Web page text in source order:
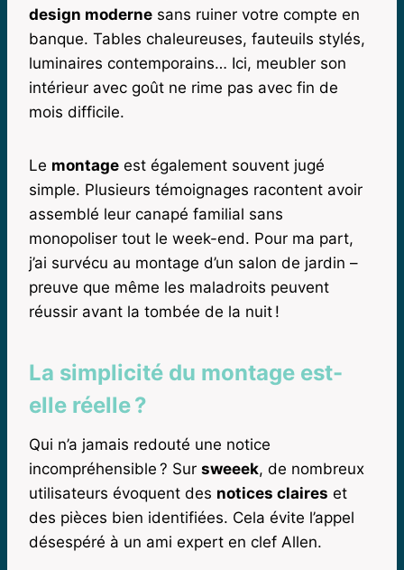
design moderne sans ruiner votre compte en
banque. Tables chaleureuses, fauteuils stylés,
luminaires contemporains… Ici, meubler son
intérieur avec goût ne rime pas avec fin de
mois difficile.
Le montage est également souvent jugé
simple. Plusieurs témoignages racontent avoir
assemblé leur canapé familial sans
monopoliser tout le week-end. Pour ma part,
j’ai survécu au montage d’un salon de jardin –
preuve que même les maladroits peuvent
réussir avant la tombée de la nuit !
La simplicité du montage est-
elle réelle ?
Qui n’a jamais redouté une notice
incompréhensible ? Sur sweeek, de nombreux
utilisateurs évoquent des notices claires et
des pièces bien identifiées. Cela évite l’appel
désespéré à un ami expert en clef Allen.